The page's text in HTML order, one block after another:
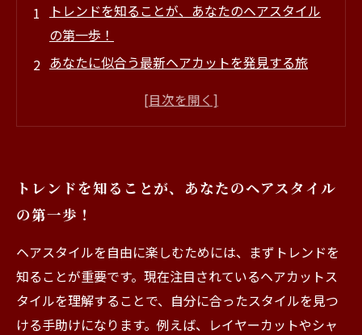
トレンドを知ることが、あなたのヘアスタイル
の第一歩！
あなたに似合う最新ヘアカットを発見する旅
プロの美容師が教える！トレンドスタイルのポ
自分らしさを引き出す、トレンドヘアカットの
魅力とは？
トレンドヘアカットでライフスタイルをもっと
楽しむ方法
あなたも体験！トレンドを取り入れたスタイル
で新しい自分に出会う
トレンドを知ることが、あなたのヘアスタイル
の第一歩！
ヘアスタイルを自由に楽しむためには、まずトレンドを
知ることが重要です。現在注目されているヘアカットス
タイルを理解することで、自分に合ったスタイルを見つ
ける手助けになります。例えば、レイヤーカットやシャ